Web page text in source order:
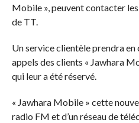
Mobile », peuvent contacter
de TT.
Un service clientèle prendra
appels des clients « Jawhara
qui leur a été réservé.
« Jawhara Mobile » cette
radio FM et d’un réseau de